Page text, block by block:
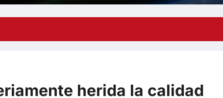
herida la calidad